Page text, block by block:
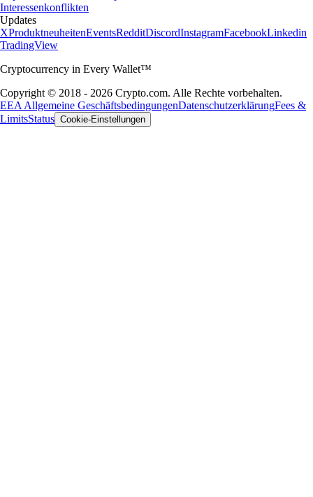
Interessenkonflikten
Updates
XProduktneuheitenEventsRedditDiscordInstagramFacebookLinkedin
TradingView
Cryptocurrency in Every Wallet™
Copyright © 2018 - 2026 Crypto.com. Alle Rechte vorbehalten.
EEA Allgemeine GeschäftsbedingungenDatenschutzerklärungFees &
LimitsStatus Cookie-Einstellungen